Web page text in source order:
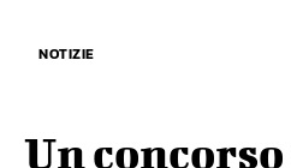
NOTIZIE
Un